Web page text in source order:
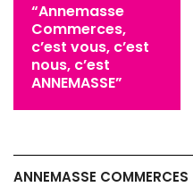
“Annemasse
Commerces,
c’est vous, c’est
nous, c’est
ANNEMASSE”
ANNEMASSE COMMERCES